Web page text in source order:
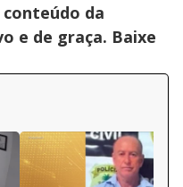
da
e de graça. Baixe